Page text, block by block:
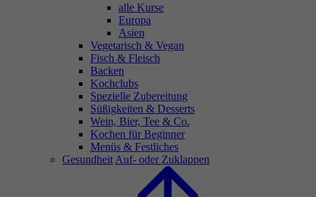
alle Kurse
Europa
Asien
Vegetarisch & Vegan
Fisch & Fleisch
Backen
Kochclubs
Spezielle Zubereitung
Süßigkeiten & Desserts
Wein, Bier, Tee & Co.
Kochen für Beginner
Menüs & Festliches
Gesundheit Auf- oder Zuklappen